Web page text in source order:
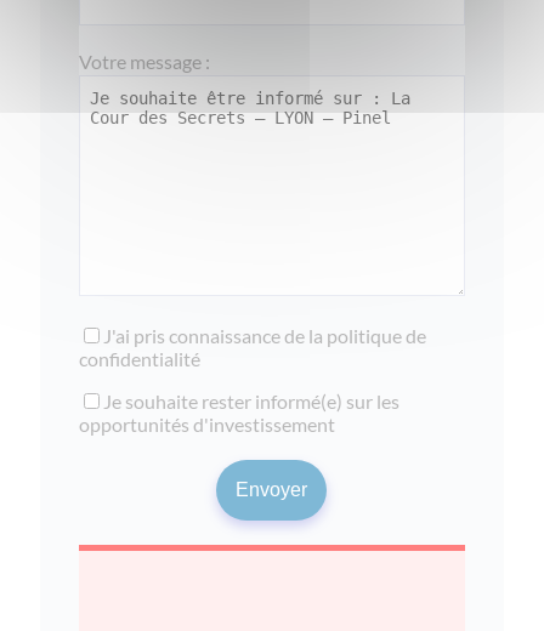
Votre message :
J'ai pris connaissance de la politique de
confidentialité
Je souhaite rester informé(e) sur les
opportunités d'investissement